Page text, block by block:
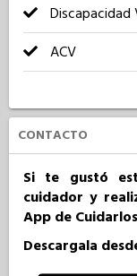
Discapacidad
ACV
CONTACTO
Si te gustó
cuidador y
App de
Descargala